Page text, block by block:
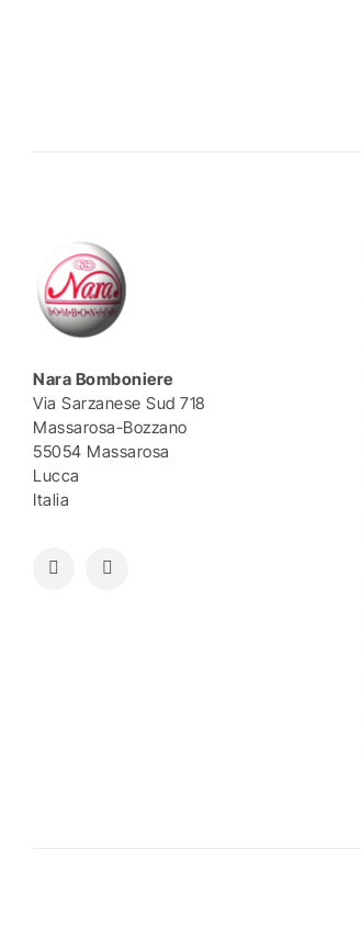
Nara Bomboniere
Via Sarzanese Sud 718
Massarosa-Bozzano
55054 Massarosa
Lucca
Italia